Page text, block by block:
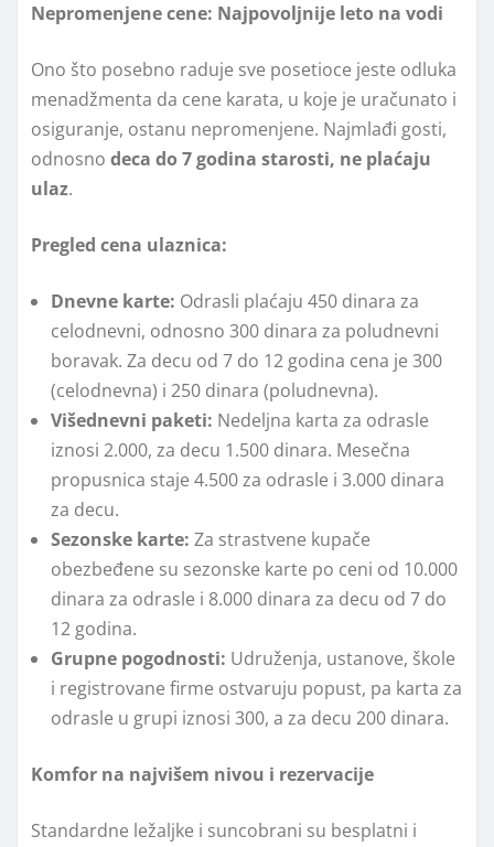
Nepromenjene cene: Najpovoljnije leto na vodi
Ono što posebno raduje sve posetioce jeste odluka
menadžmenta da cene karata, u koje je uračunato i
osiguranje, ostanu nepromenjene. Najmlađi gosti,
odnosno deca do 7 godina starosti, ne plaćaju
ulaz.
Pregled cena ulaznica:
Dnevne karte: Odrasli plaćaju 450 dinara za
celodnevni, odnosno 300 dinara za poludnevni
boravak. Za decu od 7 do 12 godina cena je 300
(celodnevna) i 250 dinara (poludnevna).
Višednevni paketi: Nedeljna karta za odrasle
iznosi 2.000, za decu 1.500 dinara. Mesečna
propusnica staje 4.500 za odrasle i 3.000 dinara
za decu.
Sezonske karte: Za strastvene kupače
obezbeđene su sezonske karte po ceni od 10.000
dinara za odrasle i 8.000 dinara za decu od 7 do
12 godina.
Grupne pogodnosti: Udruženja, ustanove, škole
i registrovane firme ostvaruju popust, pa karta za
odrasle u grupi iznosi 300, a za decu 200 dinara.
Komfor na najvišem nivou i rezervacije
Standardne ležaljke i suncobrani su besplatni i